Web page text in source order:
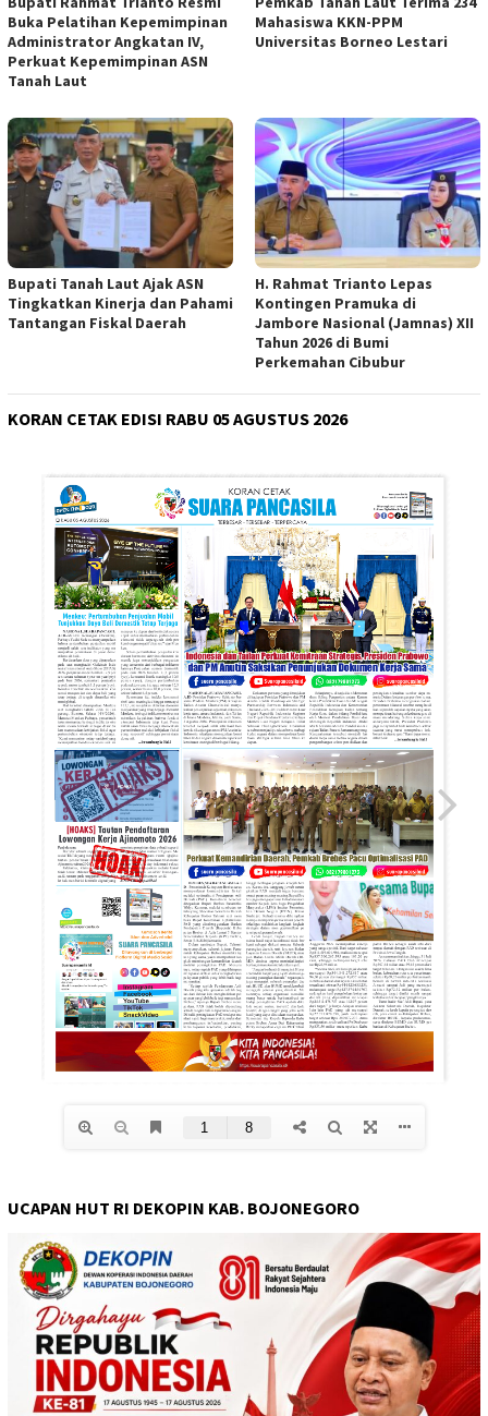
Buka Pelatihan Kepemimpinan
Administrator Angkatan IV,
Perkuat Kepemimpinan ASN
Tanah Laut
Mahasiswa KKN-PPM
Universitas Borneo Lestari
Bupati Tanah Laut Ajak ASN
Tingkatkan Kinerja dan Pahami
Tantangan Fiskal Daerah
H. Rahmat Trianto Lepas
Kontingen Pramuka di
Jambore Nasional (Jamnas) XII
Tahun 2026 di Bumi
Perkemahan Cibubur
KORAN CETAK EDISI RABU 05 AGUSTUS 2026
UCAPAN HUT RI DEKOPIN KAB. BOJONEGORO